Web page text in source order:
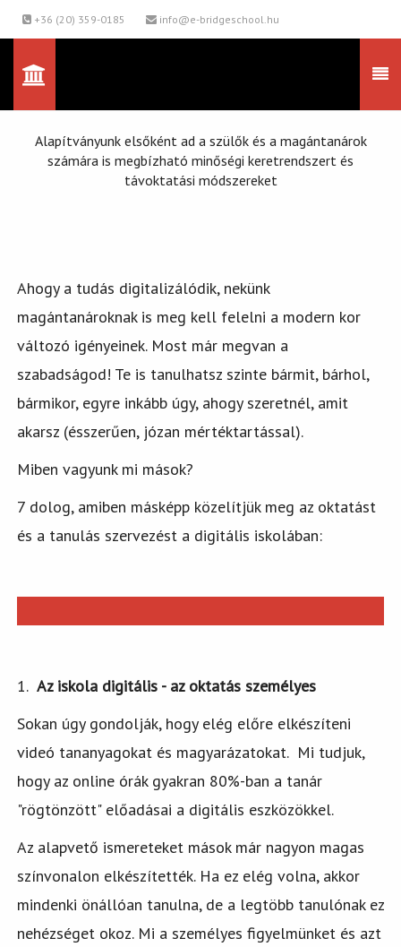
+36 (20) 359-0185 info@e-bridgeschool.hu
Alapítványunk elsőként ad a szülők és a magántanárok
számára is megbízható minőségi keretrendszert és
távoktatási módszereket
Ahogy a tudás digitalizálódik, nekünk
magántanároknak is meg kell felelni a modern kor
változó igényeinek. Most már megvan a
szabadságod! Te is tanulhatsz szinte bármit, bárhol,
bármikor, egyre inkább úgy, ahogy szeretnél, amit
akarsz (ésszerűen, józan mértéktartással).
Miben vagyunk mi mások?
7 dolog, amiben másképp közelítjük meg az oktatást
és a tanulás szervezést a digitális iskolában:
1. Az iskola digitális - az oktatás személyes
Sokan úgy gondolják, hogy elég előre elkészíteni
videó tananyagokat és magyarázatokat. Mi tudjuk,
hogy az online órák gyakran 80%-ban a tanár
"rögtönzött" előadásai a digitális eszközökkel.
Az alapvető ismereteket mások már nagyon magas
színvonalon elkészítették. Ha ez elég volna, akkor
mindenki önállóan tanulna, de a legtöbb tanulónak ez
nehézséget okoz. Mi a személyes figyelmünket és azt